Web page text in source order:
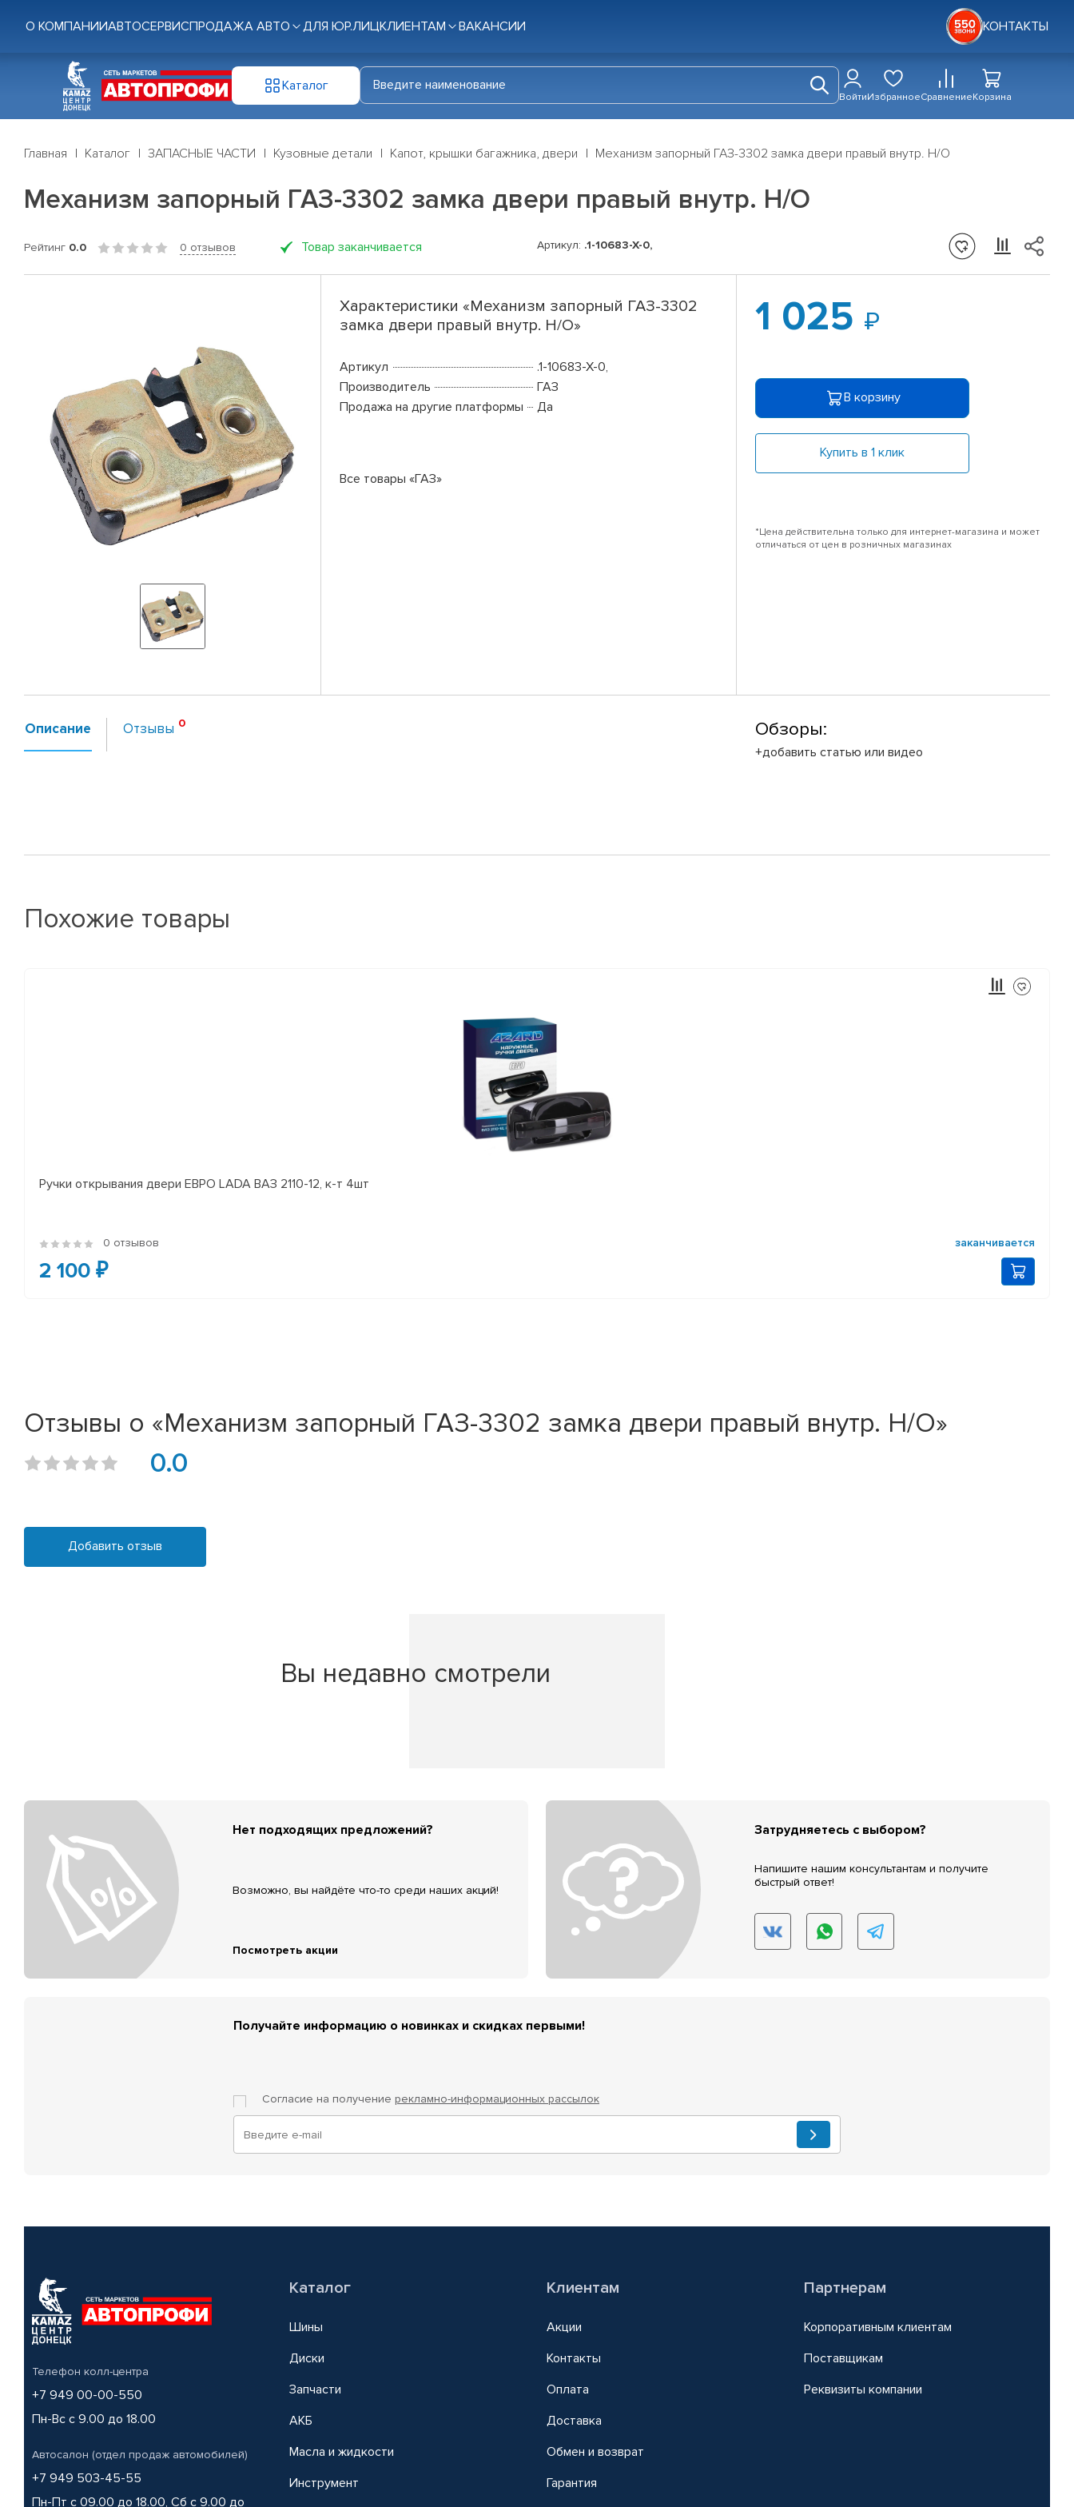
О КОМПАНИИАВТОСЕРВИСПРОДАЖА АВТО ДЛЯ ЮР.ЛИЦКЛИЕНТАМ ВАКАНСИИ КОНТАКТЫ
Каталог
ВойтиИзбранноеСравнениеКорзина
Главная Каталог ЗАПАСНЫЕ ЧАСТИ Кузовные детали Капот, крышки багажника, двери Механизм запорный ГАЗ-3302 замка двери правый внутр. Н/О
Механизм запорный ГАЗ-3302 замка двери правый внутр. Н/О
Рейтинг 0.0 0 отзывов Товар заканчивается Артикул: .1-10683-Х-0,
Характеристики «Механизм запорный ГАЗ-3302
замка двери правый внутр. Н/О»
Артикул
.1-10683-Х-0,
Производитель
ГАЗ
Продажа на другие платформы
Да
Все товары «ГАЗ»
1 025
В корзину
Купить в 1 клик
*Цена действительна только для интернет-магазина и может
отличаться от цен в розничных магазинах
Описание Отзывы Обзоры:
+добавить статью или видео
Похожие товары
Ручки открывания двери ЕВРО LADA ВАЗ 2110-12, к-т 4шт
0 отзывов заканчивается
2 100 ₽
Отзывы о «Механизм запорный ГАЗ-3302 замка двери правый внутр. Н/О»
0.0
Добавить отзыв
Вы недавно смотрели
Нет подходящих предложений?
Возможно, вы найдёте что-то среди наших акций!
Посмотреть акции
Затрудняетесь с выбором?
Напишите нашим консультантам и получите
быстрый ответ!
Получайте информацию о новинках и скидках первыми!
Согласие на получение рекламно-информационных рассылок
Телефон колл-центра
+7 949 00-00-550
Пн-Вс с 9.00 до 18.00
Автосалон (отдел продаж автомобилей)
+7 949 503-45-55
Пн-Пт с 09.00 до 18.00, Сб с 9.00 до
Каталог
Шины
Диски
Запчасти
АКБ
Масла и жидкости
Инструмент
Клиентам
Акции
Контакты
Оплата
Доставка
Обмен и возврат
Гарантия
Партнерам
Корпоративным клиентам
Поставщикам
Реквизиты компании